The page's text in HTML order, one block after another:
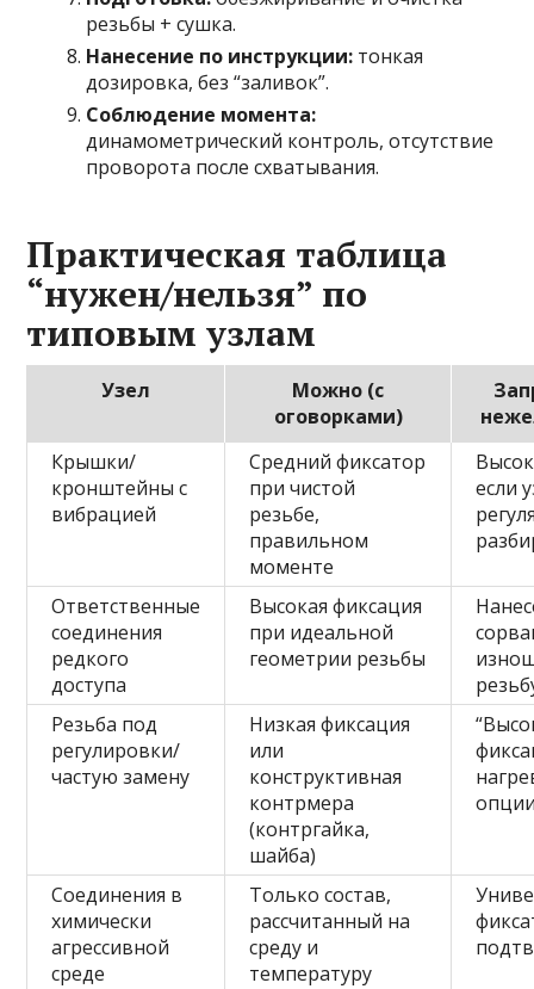
резьбы + сушка.
Нанесение по инструкции: тонкая
дозировка, без “заливок”.
Соблюдение момента:
динамометрический контроль, отсутствие
проворота после схватывания.
Практическая таблица
“нужен/нельзя” по
типовым узлам
Узел
Можно (с
оговорками)
Крышки/
кронштейны с
вибрацией
Средний фиксатор
при чистой
резьбе,
правильном
моменте
если
Ответственные
соединения
редкого
доступа
Высокая фиксация
при идеальной
геометрии резьбы
Резьба под
регулировки/
частую замену
Низкая фиксация
или
конструктивная
контрмера
(контргайка,
шайба)
Соединения в
химически
агрессивной
среде
Только состав,
рассчитанный на
среду и
температуру